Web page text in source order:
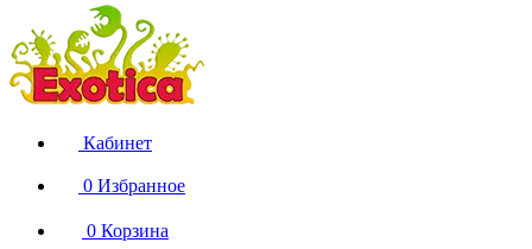
Кабинет
0 Избранное
0 Корзина